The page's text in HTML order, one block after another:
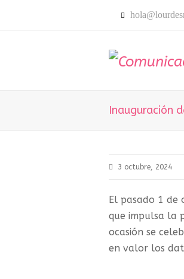
Inauguración
3 octubre, 2024
El pasado 1 de
que impulsa la
ocasión se
en valor los